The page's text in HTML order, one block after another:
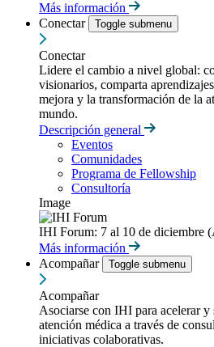
Más información
Conectar
Toggle submenu
Conectar
Lidere el cambio a nivel global:
visionarios, comparta
mejora y la transformación de la
mundo.
Descripción general
Eventos
Comunidades
Programa de Fellowship
Consultoría
Image
IHI Forum: 7 al 10 de diciembre
Más información
Acompañar
Toggle submenu
Acompañar
Asociarse con IHI para acelerar y
atención médica a través de
iniciativas colaborativas.